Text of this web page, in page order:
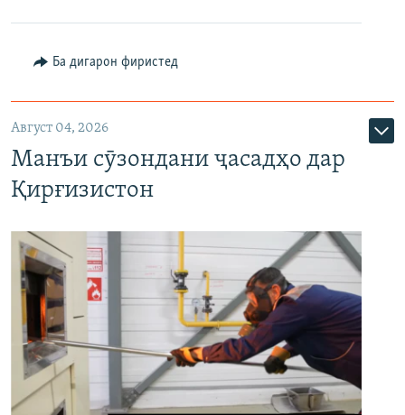
Ба дигарон фиристед
Август 04, 2026
Манъи сӯзондани ҷасадҳо дар
Қирғизистон